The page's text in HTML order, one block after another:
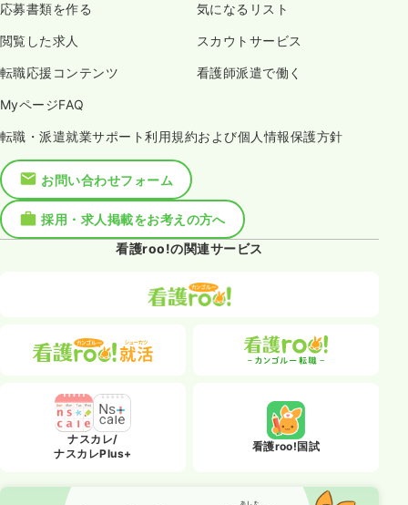
応募書類を作る 気になるリスト
閲覧した求人 スカウトサービス
転職応援コンテンツ 看護師派遣で働く
MyページFAQ
転職・派遣就業サポート利用規約および個人情報保護方針
お問い合わせフォーム
採用・求人掲載をお考えの方へ
看護roo!の関連サービス
ナスカレ/
ナスカレPlus+
看護roo!国試